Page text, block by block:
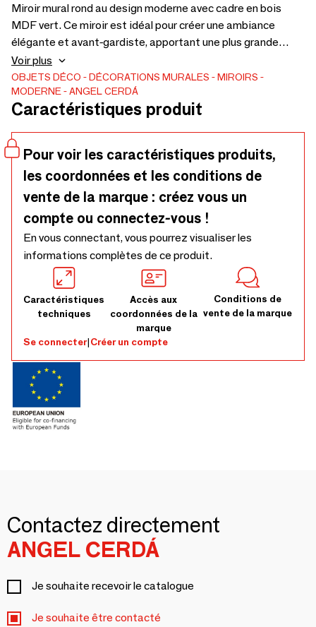
Miroir mural rond au design moderne avec cadre en bois
MDF vert. Ce miroir est idéal pour créer une ambiance
élégante et avant-gardiste, apportant une plus grande
sensation d’espace et de luminosité.
Voir plus
OBJETS DÉCO DÉCORATIONS MURALES
MIROIRS
MODERNE
ANGEL CERDÁ
Caractéristiques produit
Pour voir les caractéristiques produits,
les coordonnées et les conditions de
vente de la marque : créez vous un
compte ou connectez-vous !
En vous connectant, vous pourrez visualiser les
informations complètes de ce produit.
Caractéristiques
techniques
Accès aux
coordonnées de la
marque
Conditions de
vente de la marque
Se connecter|Créer un compte
Contactez directement
ANGEL CERDÁ
Je souhaite recevoir le catalogue
Je souhaite être contacté